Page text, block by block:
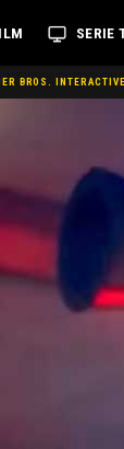
SERIE
BROS.